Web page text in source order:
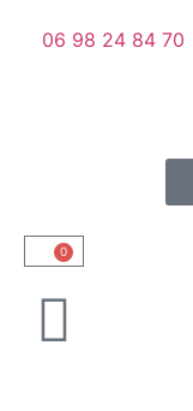
06 98 24 84 70
0